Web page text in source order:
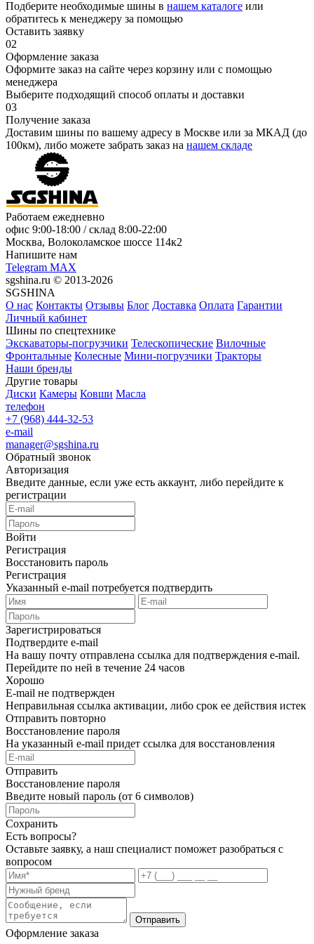
Подберите необходимые шины в нашем каталоге или
обратитесь к менеджеру за помощью
Оставить заявку
02
Оформление заказа
Оформите заказ на сайте через корзину или с помощью
менеджера
Выберите подходящий способ оплаты и доставки
03
Получение заказа
Доставим шины по вашему адресу в Москве или за МКАД (до
100км), либо можете забрать заказ на нашем складе
Работаем ежедневно
офис 9:00-18:00 / склад 8:00-22:00
Москва, Волоколамское шоссе 114к2
Напишите нам
Telegram MAX
sgshina.ru © 2013-2026
SGSHINA
О нас Контакты Отзывы Блог Доставка Оплата Гарантии
Личный кабинет
Шины по спецтехнике
Экскаваторы-погрузчики Телескопические Вилочные
Фронтальные Колесные Мини-погрузчики Тракторы
Наши бренды
Другие товары
Диски Камеры Ковши Масла
телефон
+7 (968) 444-32-53
e-mail
manager@sgshina.ru
Обратный звонок
Авторизация
Введите данные, если уже есть аккаунт, либо перейдите к
регистрации
Войти
Регистрация
Восстановить пароль
Регистрация
Указанный e-mail потребуется подтвердить
Зарегистрироваться
Подтвердите e-mail
На вашу почту отправлена ссылка для подтверждения e-mail.
Перейдите по ней в течение 24 часов
Хорошо
E-mail не подтвержден
Неправильная ссылка активации, либо срок ее действия истек
Отправить повторно
Восстановление пароля
На указанный e-mail придет ссылка для восстановления
Отправить
Восстановление пароля
Введите новый пароль (от 6 символов)
Сохранить
Есть вопросы?
Оставьте заявку, а наш специалист поможет разобраться с
вопросом
Отправить
Оформление заказа